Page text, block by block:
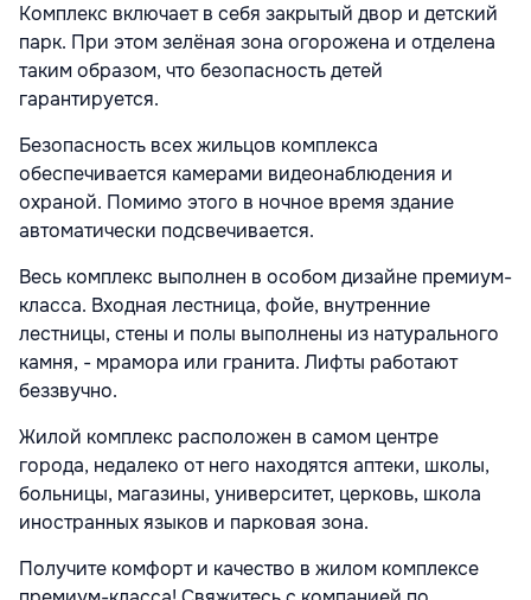
Комплекс включает в себя закрытый двор и детский
парк. При этом зелёная зона огорожена и отделена
таким образом, что безопасность детей
гарантируется.
Безопасность всех жильцов комплекса
обеспечивается камерами видеонаблюдения и
охраной. Помимо этого в ночное время здание
автоматически подсвечивается.
Весь комплекс выполнен в особом дизайне премиум-
класса. Входная лестница, фойе, внутренние
лестницы, стены и полы выполнены из натурального
камня, - мрамора или гранита. Лифты работают
беззвучно.
Жилой комплекс расположен в самом центре
города, недалеко от него находятся аптеки, школы,
больницы, магазины, университет, церковь, школа
иностранных языков и парковая зона.
Получите комфорт и качество в жилом комплексе